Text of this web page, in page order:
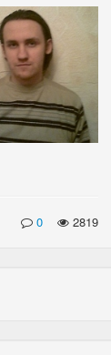
0 2819